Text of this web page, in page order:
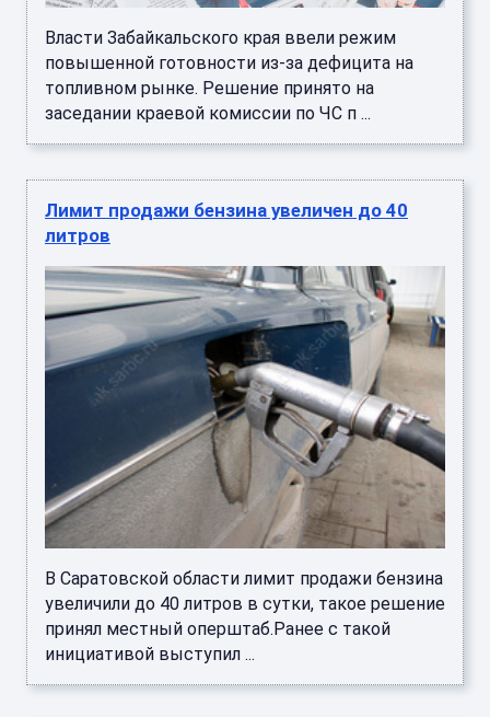
Власти Забайкальского края ввели режим
повышенной готовности из-за дефицита на
топливном рынке. Решение принято на
заседании краевой комиссии по ЧС п ...
Лимит продажи бензина увеличен до 40
литров
В Саратовской области лимит продажи бензина
увеличили до 40 литров в сутки, такое решение
принял местный оперштаб.Ранее с такой
инициативой выступил ...